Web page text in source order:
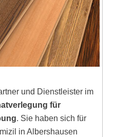
und Dienstleister im
für
. Sie haben sich für
in Albershausen